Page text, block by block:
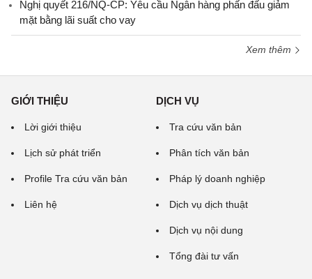
Nghị quyết 216/NQ-CP: Yêu cầu Ngân hàng phấn đấu giảm
mặt bằng lãi suất cho vay
Xem thêm
GIỚI THIỆU
Lời giới thiệu
Lịch sử phát triển
Profile Tra cứu văn bản
Liên hệ
DỊCH VỤ
Tra cứu văn bản
Phân tích văn bản
Pháp lý doanh nghiệp
Dịch vụ dịch thuật
Dịch vụ nội dung
Tổng đài tư vấn